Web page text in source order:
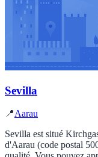
Sevilla
📍Aarau
Sevilla est situé
d'Aarau (code postal